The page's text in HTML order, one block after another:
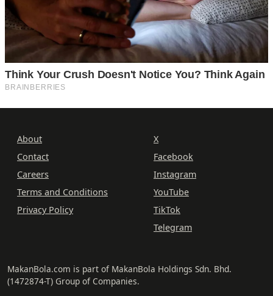
About
Contact
Careers
Terms and Conditions
Privacy Policy
X
Facebook
Instagram
YouTube
TikTok
Telegram
MakanBola.com is part of MakanBola Holdings Sdn. Bhd.
(1472874-T) Group of Companies.